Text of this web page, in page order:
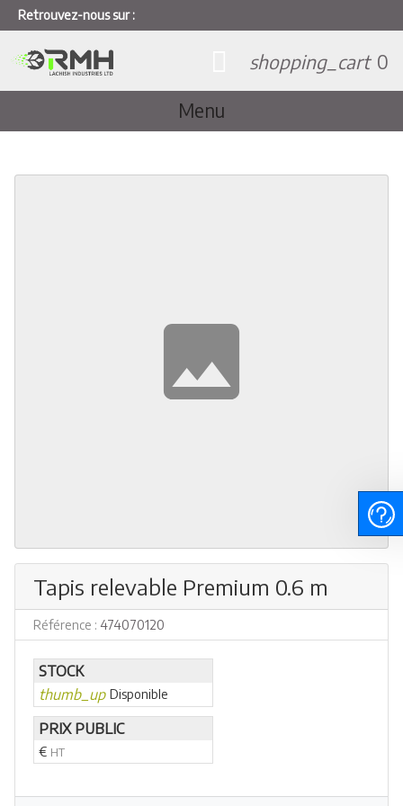
Retrouvez-nous sur :
Menu
shopping_cart 0
Tapis relevable Premium 0.6 m
Référence : 474070120
STOCK
thumb_up Disponible
PRIX PUBLIC
€ HT